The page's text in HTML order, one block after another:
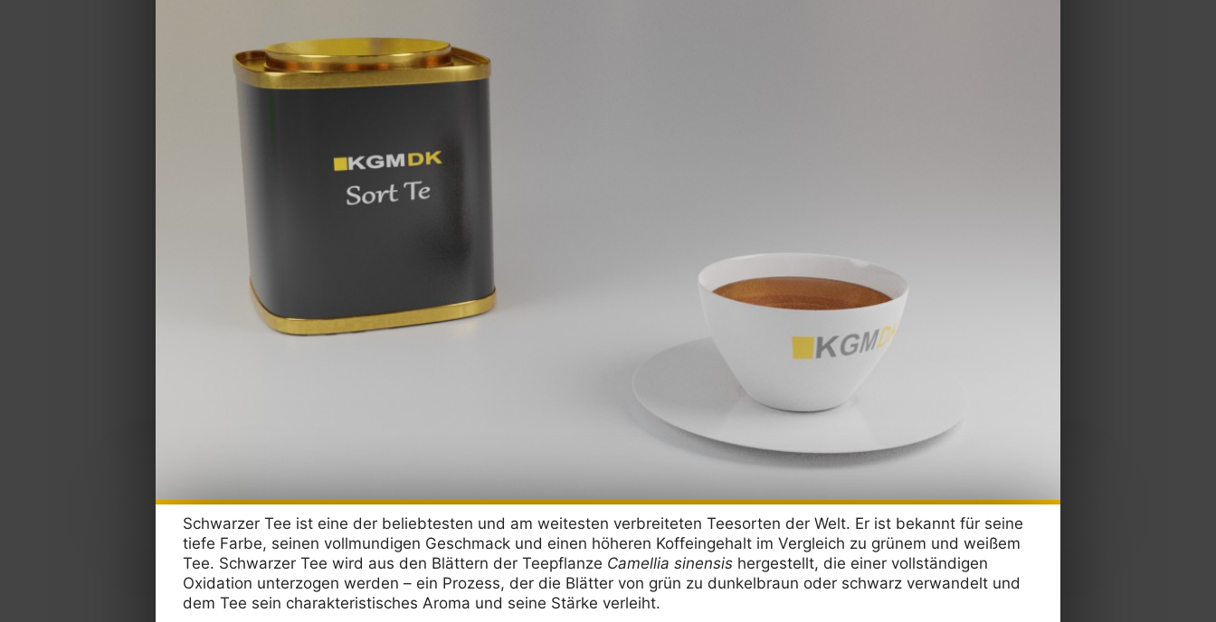
Schwarzer Tee ist eine der beliebtesten und am weitesten verbreiteten Teesorten der Welt. Er ist bekannt für seine
tiefe Farbe, seinen vollmundigen Geschmack und einen höheren Koffeingehalt im Vergleich zu grünem und weißem
Tee. Schwarzer Tee wird aus den Blättern der Teepflanze Camellia sinensis hergestellt, die einer vollständigen
Oxidation unterzogen werden – ein Prozess, der die Blätter von grün zu dunkelbraun oder schwarz verwandelt und
dem Tee sein charakteristisches Aroma und seine Stärke verleiht.